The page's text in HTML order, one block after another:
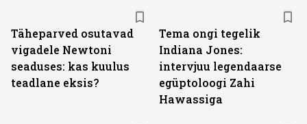
Täheparved osutavad
vigadele Newtoni
seaduses: kas kuulus
teadlane eksis?
Tema ongi tegelik
Indiana Jones:
intervjuu legendaarse
egüptoloogi Zahi
Hawassiga